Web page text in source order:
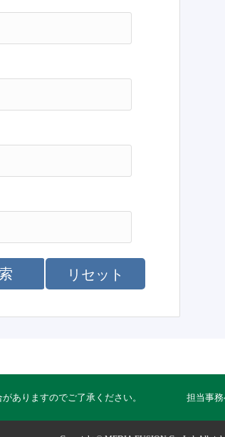
リセット
ありますのでご了承ください。 担当事